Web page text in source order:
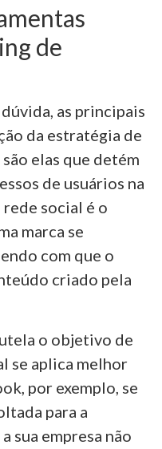
de
as principais
da estratégia de
elas que detém
de usuários na
social é o
marca se
com que o
criado pela
o objetivo de
se aplica melhor
por exemplo, se
para a
sua empresa não